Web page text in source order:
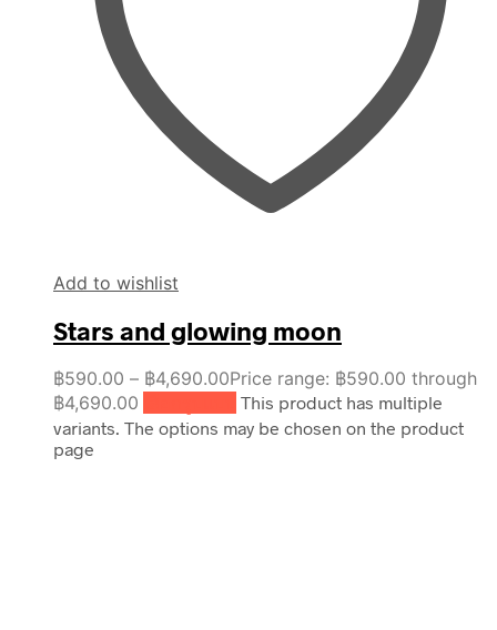
Add to wishlist
Stars and glowing moon
฿590.00 – ฿4,690.00Price range: ฿590.00 through
฿4,690.00
This product has multiple
variants. The options may be chosen on the product
page